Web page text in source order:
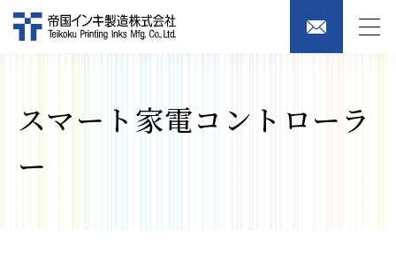
スマート家電コントローラ
ー